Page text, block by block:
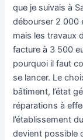
que je suivais à
débourser 2 000
mais les travaux
facture à 3 500
pourquoi il faut
se lancer. Le
bâtiment, l’état
réparations à
l’établissement
devient possible